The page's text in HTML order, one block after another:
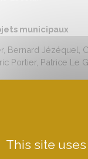
municipaux
Bernard Jézéquel,
Portier, Patrice Le
– Inclusion –
Perron, Joris
Portier,
This site